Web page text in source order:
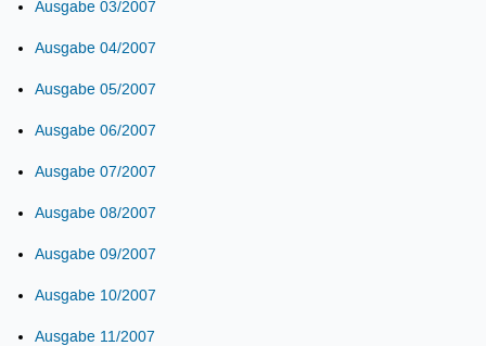
Ausgabe 03/2007
Ausgabe 04/2007
Ausgabe 05/2007
Ausgabe 06/2007
Ausgabe 07/2007
Ausgabe 08/2007
Ausgabe 09/2007
Ausgabe 10/2007
Ausgabe 11/2007